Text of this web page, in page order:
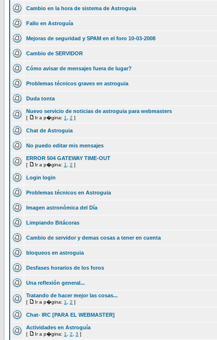
Cambio en la hora de sistema de Astroguia
Fallo en Astroguía
Mejoras de seguridad y SPAM en el foro 10-03-2008
Cambio de SERVIDOR
Cómo avisar de mensajes fuera de lugar?
Problemas técnicos graves en astroguia
Duda tonta
Nuevo servicio de noticias de astroguia para webmasters
[ Ir a p�gina: 1 2 ]
Chat de Astroguia
No puedo editar mis mensajes
ERROR 504 GATEWAY TIME-OUT
[ Ir a p�gina: 1 2 ]
Login login
Problemas técnicos en Astroguia
Imagen astronómica del Día
Limpiando Bitácoras
Cambio de servidor y demas cosas a tener en cuenta
bloqueos en astroguia
Desfases horarios de los foros
Una reflexión general...
Tratando de hacer mejor las cosas...
[ Ir a p�gina: 1 2 ]
Chat- IRC [PARA EL WEBMASTER]
Actividades en Astroguía
[ Ir a p�gina: 1 2 3 ]